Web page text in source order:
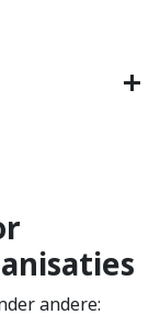
andere: